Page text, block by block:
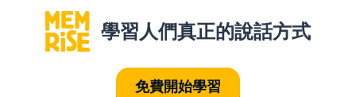
學習人們真正的說話方式
免費開始學習